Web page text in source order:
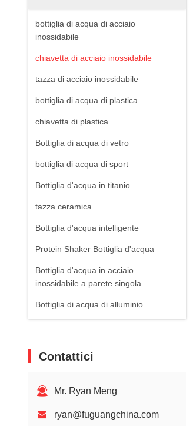
bottiglia di acqua di acciaio
inossidabile
chiavetta di acciaio inossidabile
tazza di acciaio inossidabile
bottiglia di acqua di plastica
chiavetta di plastica
Bottiglia di acqua di vetro
bottiglia di acqua di sport
Bottiglia d'acqua in titanio
tazza ceramica
Bottiglia d'acqua intelligente
Protein Shaker Bottiglia d'acqua
Bottiglia d'acqua in acciaio
inossidabile a parete singola
Bottiglia di acqua di alluminio
Contattici
Mr. Ryan Meng
ryan@fuguangchina.com